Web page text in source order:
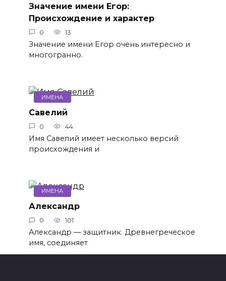
Значение имени Егор:
Происхождение и характер
0 13
Значение имени Егор очень интересно и
многогранно.
ИМЕНА
Савелий
0 44
Имя Савелий имеет несколько версий
происхождения и
ИМЕНА
Александр
0 101
Александр — защитник. Древнегреческое
имя, соединяет